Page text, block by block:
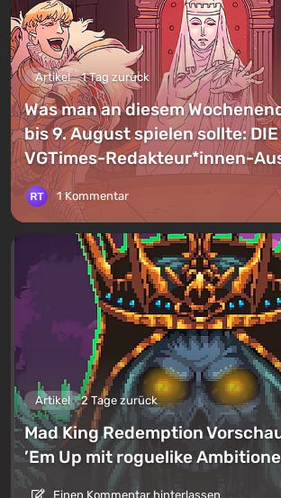
Artikel 1 Tag zurück
Was man an diesem
bis 9. August spielen sollte: DIE
VGTimes-Redakteur*innen-
1 Kommentar
Artikel 2 Tage zurück
Mad King Redemption
’Em Up mit roguelike
Einen Kommentar hinterlassen